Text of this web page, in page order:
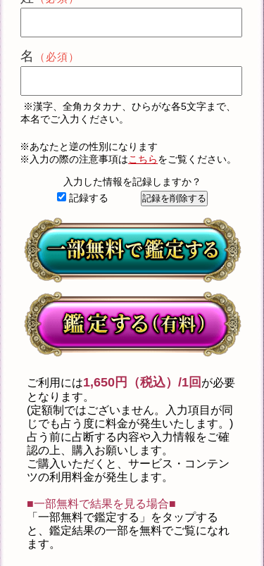
名 （必須）
※漢字、全角カタカナ、ひらがな各5文字まで、
本名でご入力ください。
※あなたと逆の性別になります
※入力の際の注意事項はこちらをご覧ください。
入力した情報を記録しますか？
記録する
ご利用には1,650円（税込）/1回 が必要
となります。
(定額制ではございません。入力項目が同
じでも占う度に料金が発生いたします。)
占う前に占断する内容や入力情報をご確
認の上、購入お願いします。
ご購入いただくと、サービス・コンテン
ツの利用料金が発生します。
■一部無料で結果を見る場合■
「一部無料で鑑定する」をタップする
と、鑑定結果の一部を無料でご覧になれ
ます。